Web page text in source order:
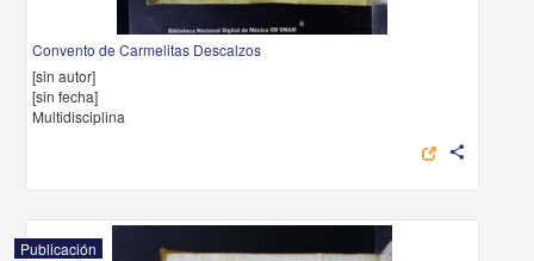
Convento de Carmelitas Descalzos
[sin autor]
[sin fecha]
Multidisciplina
share
Publicación